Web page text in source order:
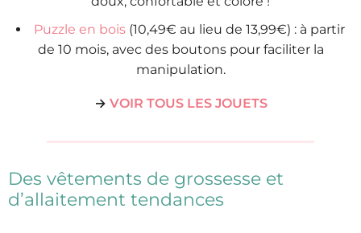
Puzzle en bois (10,49€ au lieu de 13,99€) : à partir
de 10 mois, avec des boutons pour faciliter la
manipulation.
→ VOIR TOUS LES JOUETS
Des vêtements de grossesse et
d’allaitement tendances